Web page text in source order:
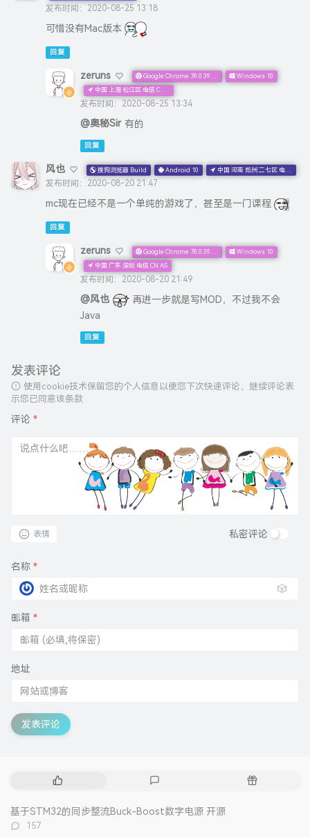
发布时间：2020-08-25 13:18
可惜没有Mac版本
回复
zeruns Google Chrome 78.0.3904.108 Windows 10
中国 上海 松江区 电信 CN AS
发布时间：2020-08-25 13:34
@奥秘Sir 有的
回复
风也 搜狗浏览器 Build Android 10 中国 河南 郑州 二七区 电信 CN AS
发布时间：2020-08-20 21:47
mc现在已经不是一个单纯的游戏了，甚至是一门课程
回复
zeruns Google Chrome 78.0.3904.108 Windows 10
中国 广东 深圳 电信 CN AS
发布时间：2020-08-20 21:49
@风也
再进一步就是写MOD，不过我不会
Java
回复
发表评论
使用cookie技术保留您的个人信息以便您下次快速评论，继续评论表
示您已同意该条款
评论 *
表情 私密评论
名称 *
🎲
邮箱 *
地址
发表评论
热
文
评
随
基于STM32的同步整流Buck-Boost数字电源 开源
评
157